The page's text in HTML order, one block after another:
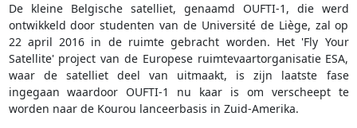
De kleine Belgische satelliet, genaamd OUFTI-1, die werd
ontwikkeld door studenten van de Université de Liège, zal op
22 april 2016 in de ruimte gebracht worden. Het 'Fly Your
Satellite' project van de Europese ruimtevaartorganisatie ESA,
waar de satelliet deel van uitmaakt, is zijn laatste fase
ingegaan waardoor OUFTI-1 nu kaar is om verscheept te
worden naar de Kourou lanceerbasis in Zuid-Amerika.